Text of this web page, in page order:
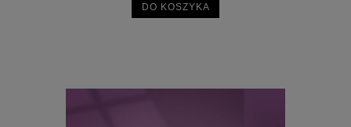
DO KOSZYKA